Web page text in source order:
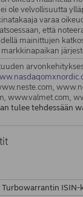
ole velvollisuutta
varaa
että
mainittujen
www.valmet.com,
tulee tehdessään
Turbowarrantin ISIN-